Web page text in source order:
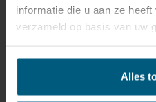
informatie die u aan ze
verzameld op basis van uw
Alles